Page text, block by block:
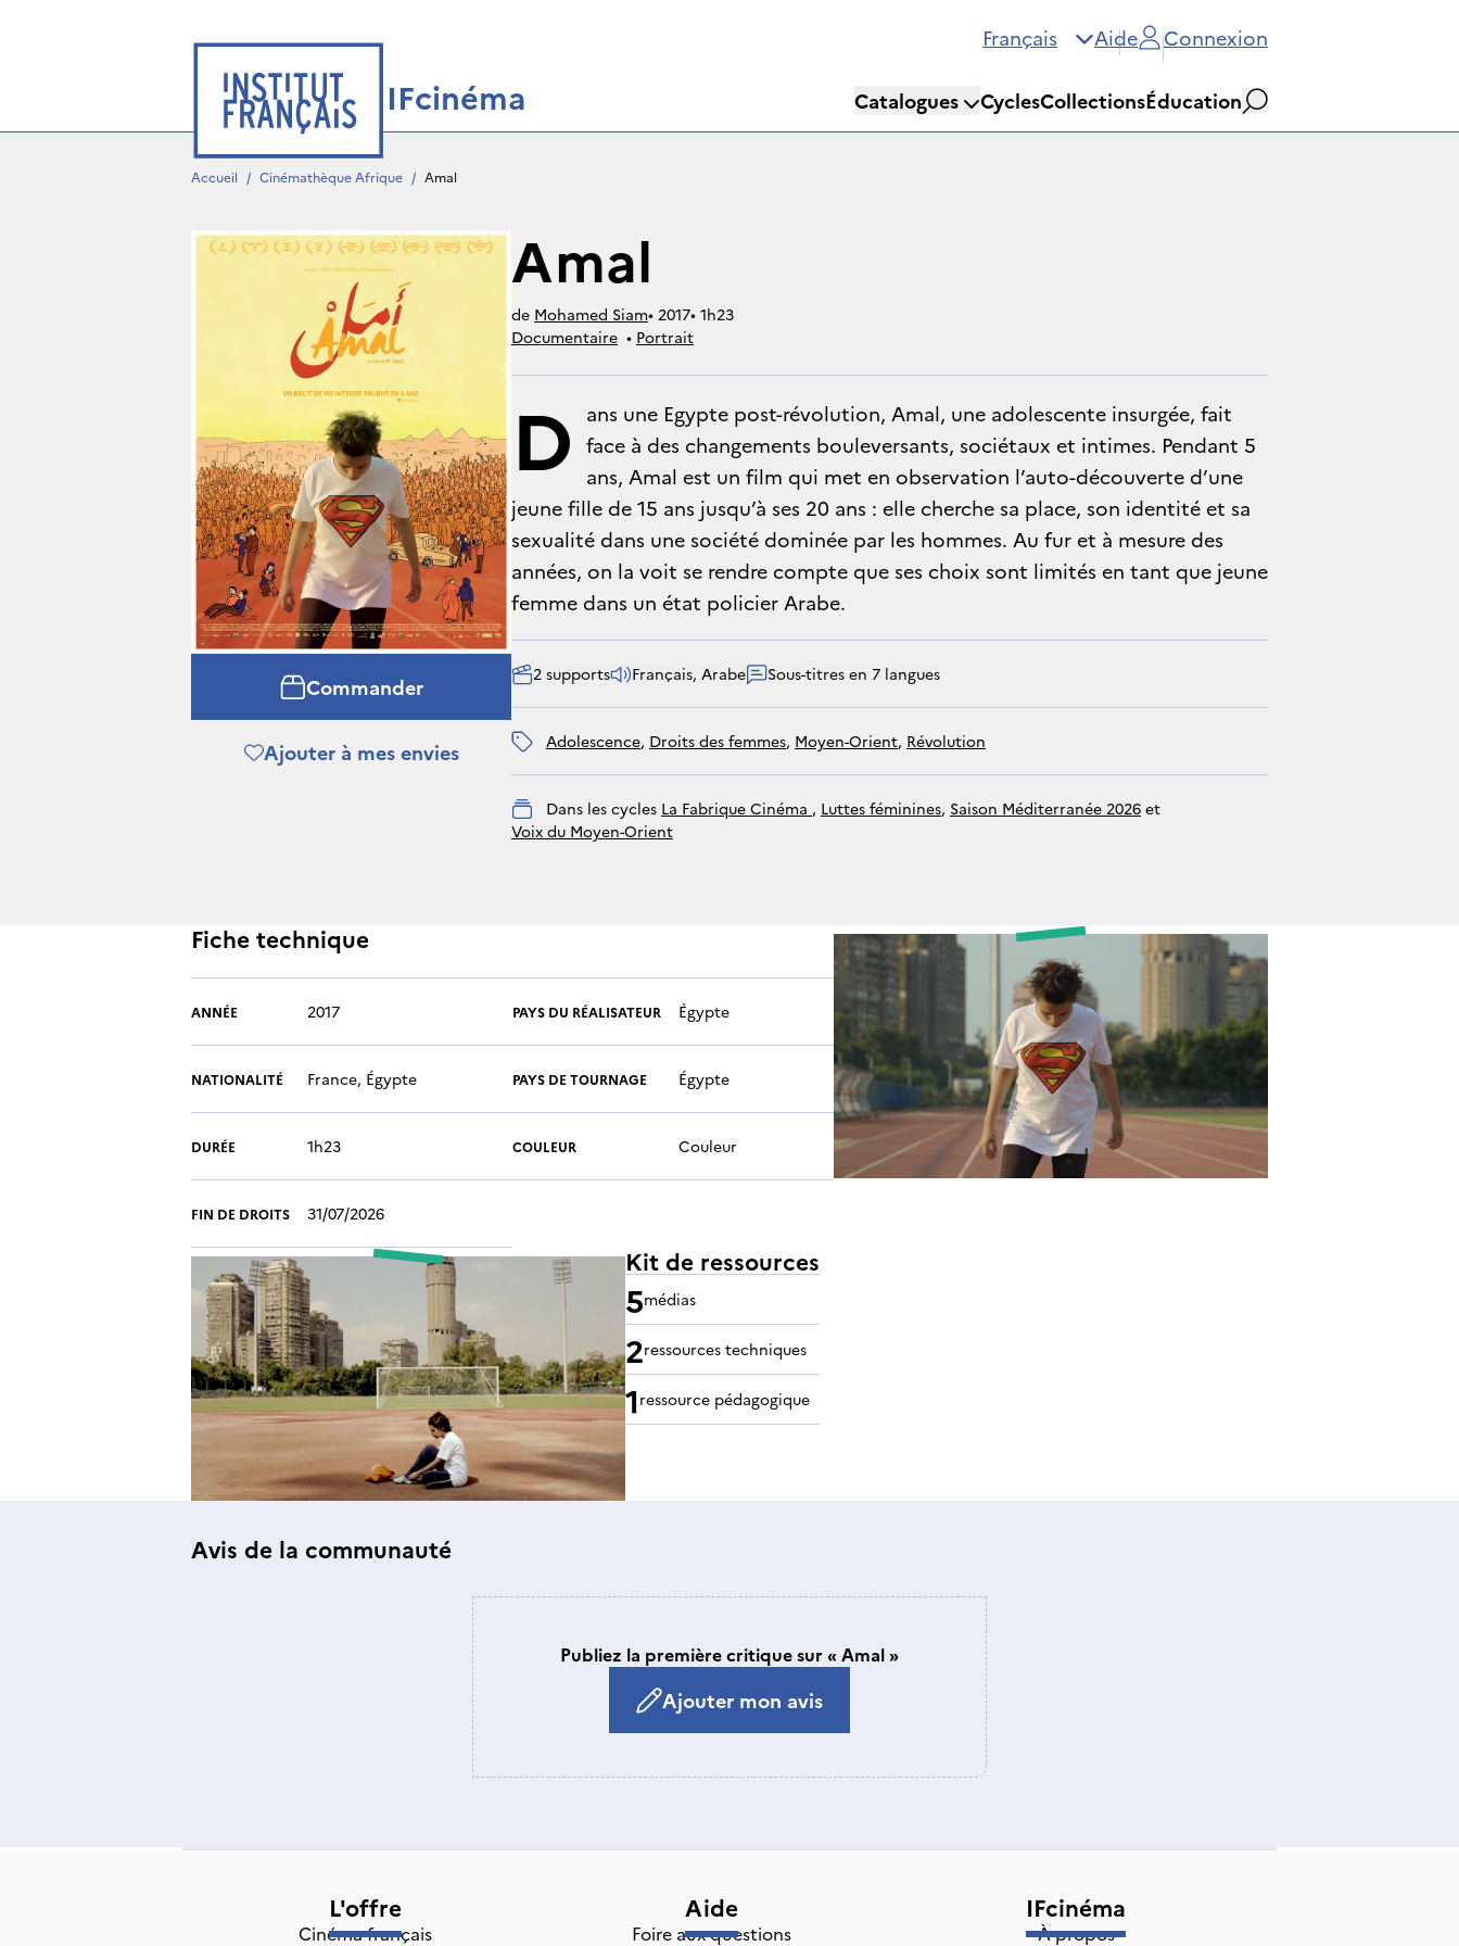
Français Aide Connexion
IFcinéma Catalogues CyclesCollectionsÉducation
Rechercher
Accueil / Cinémathèque Afrique / Amal
Commander
Ajouter à mes envies
Amal
de Mohamed Siam• 2017• 1h23
Documentaire • Portrait
D
ans une Egypte post-révolution, Amal, une adolescente insurgée, fait
face à des changements bouleversants, sociétaux et intimes. Pendant 5
ans, Amal est un film qui met en observation l’auto-découverte d’une
jeune fille de 15 ans jusqu’à ses 20 ans : elle cherche sa place, son identité et sa
sexualité dans une société dominée par les hommes. Au fur et à mesure des
années, on la voit se rendre compte que ses choix sont limités en tant que jeune
femme dans un état policier Arabe.
2 supports Français, Arabe Sous-titres en 7 langues
adolescence, droits des femmes, Moyen-Orient, révolution
Dans les cycles La Fabrique Cinéma , Luttes féminines, Saison Méditerranée 2026 et
Voix du Moyen-Orient
Fiche technique
ANNÉE 2017
NATIONALITÉ France, Égypte
DURÉE 1h23
FIN DE DROITS 31/07/2026
PAYS DU RÉALISATEUR Égypte
PAYS DE TOURNAGE Égypte
COULEUR Couleur
Kit de ressources
5médias
2ressources techniques
1ressource pédagogique
Avis de la communauté
Publiez la première critique sur « Amal »
Ajouter mon avis
L'offre
Cinéma français
Aide
Foire aux questions
IFcinéma
À propos